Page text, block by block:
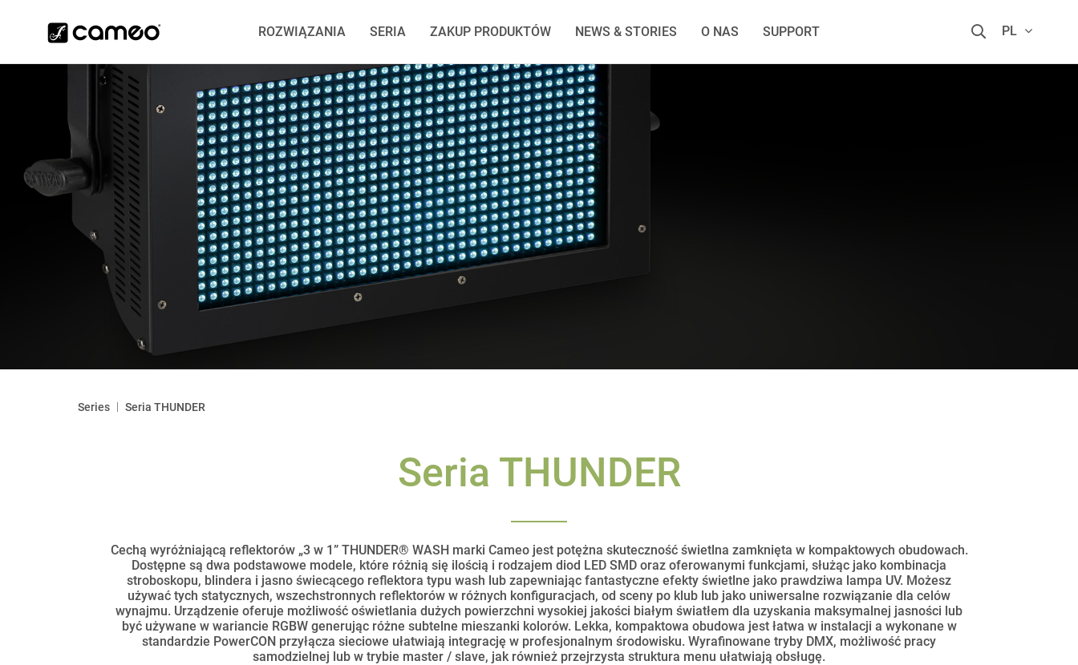
ROZWIĄZANIA SERIA ZAKUP PRODUKTÓW NEWS & STORIES O NAS SUPPORT PL
Series | Seria THUNDER
Seria THUNDER
Cechą wyróżniającą reflektorów „3 w 1” THUNDER® WASH marki Cameo jest potężna skuteczność świetlna zamknięta w kompaktowych obudowach.
Dostępne są dwa podstawowe modele, które różnią się ilością i rodzajem diod LED SMD oraz oferowanymi funkcjami, służąc jako kombinacja
stroboskopu, blindera i jasno świecącego reflektora typu wash lub zapewniając fantastyczne efekty świetlne jako prawdziwa lampa UV. Możesz
używać tych statycznych, wszechstronnych reflektorów w różnych konfiguracjach, od sceny po klub lub jako uniwersalne rozwiązanie dla celów
wynajmu. Urządzenie oferuje możliwość oświetlania dużych powierzchni wysokiej jakości białym światłem dla uzyskania maksymalnej jasności lub
być używane w wariancie RGBW generując różne subtelne mieszanki kolorów. Lekka, kompaktowa obudowa jest łatwa w instalacji a wykonane w
standardzie PowerCON przyłącza sieciowe ułatwiają integrację w profesjonalnym środowisku. Wyrafinowane tryby DMX, możliwość pracy
samodzielnej lub w trybie master / slave, jak również przejrzysta struktura menu ułatwiają obsługę.